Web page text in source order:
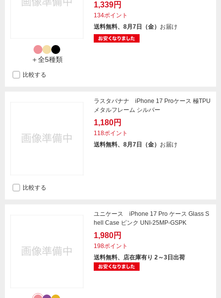
＋全5種類
1,339円
134ポイント
送料無料、8月7日（金） お届け
比較する
ラスタバナナ iPhone 17 Proケース 極TPU
メタルフレーム シルバー
1,180円
118ポイント
送料無料、8月7日（金） お届け
比較する
ユニケース iPhone 17 Pro ケース Glass S
hell Case ピンク UNI-25MP-GSPK
1,980円
198ポイント
送料無料、店在庫有り 2～3日出荷